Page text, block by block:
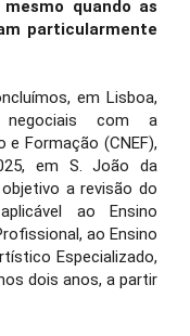
quando as
particularmente
em Lisboa,
com a
e Formação (CNEF),
em S. João da
a revisão do
ao Ensino
ao Ensino
Especializado,
dois anos, a partir